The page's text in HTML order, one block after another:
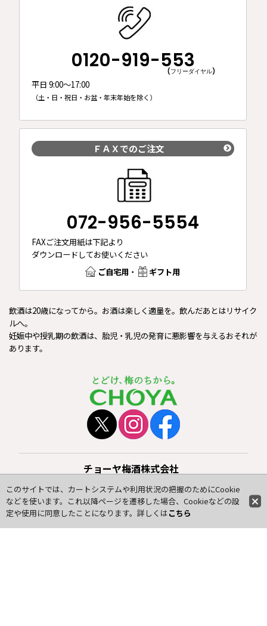
0120-919-553
(フリーダイヤル)
平日 9:00～17:00
（土・日・祝日・お盆・年末年始を除く）
ＦＡＸでのご注文
072-956-5554
FAXご注文用紙は下記より
ダウンロードしてお使いください
ご自宅用 ・ ギフト用
飲酒は20歳になってから。お酒は楽しく適量を。飲んだあとはリサイク
ルへ。
妊娠中や授乳期の飲酒は、胎児・乳児の発育に悪影響を与えるおそれが
あります。
チョーヤ梅酒株式会社
通信販売『蝶矢庵』
〒583-0841 大阪府羽曳野市駒ヶ谷160-1
TEL：0120-919-553（フリーダイヤル）
このサイトでは、カートシステムや利用状況の把握のためにCookie
などを使います。これ以降ページを遷移した場合、Cookieなどの設
定や使用に同意したことになります。詳しくはこちら